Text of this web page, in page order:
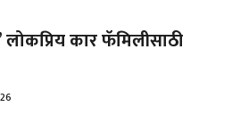
कार फॅमिलीसाठी